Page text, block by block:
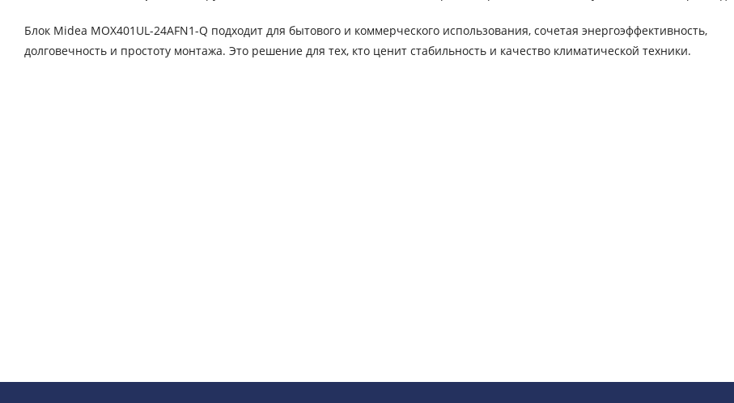
Блок Midea MOX401UL-24AFN1-Q подходит для бытового и коммерческого использования, сочетая энергоэффективность,
долговечность и простоту монтажа. Это решение для тех, кто ценит стабильность и качество климатической техники.